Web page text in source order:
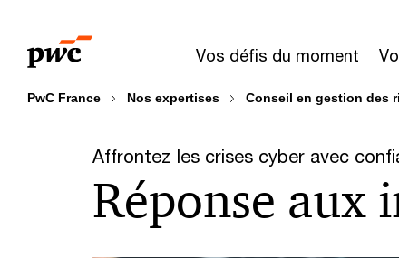
contenu
de
Vos défis du moment
PwC France Nos expertises Conseil en gestion des
Affrontez les crises cyber avec
Réponse aux